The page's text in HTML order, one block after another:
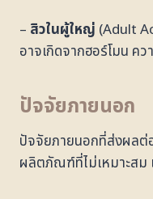
– สิวในผู้ใหญ่ (Adult
อาจเกิดจากฮอร์โมน ค
ปัจจัยภายนอก
ปัจจัยภายนอกที่ส่งผลต่อ
ผลิตภัณฑ์ที่ไม่เหมาะสม